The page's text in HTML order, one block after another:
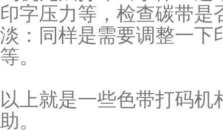
印字压力等，检查碳带
淡：同样是需要调整一下
等。
以上就是一些色带打码
助。